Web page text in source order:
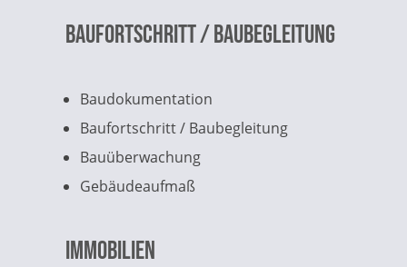
Baufortschritt / Baubegleitung
Baudokumentation
Baufortschritt / Baubegleitung
Bauüberwachung
Gebäudeaufmaß
Immobilien